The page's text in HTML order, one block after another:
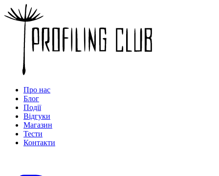
Про нас
Блог
Події
Відгуки
Магазин
Тести
Контакти